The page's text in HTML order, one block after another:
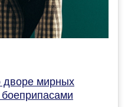
дворе мирных